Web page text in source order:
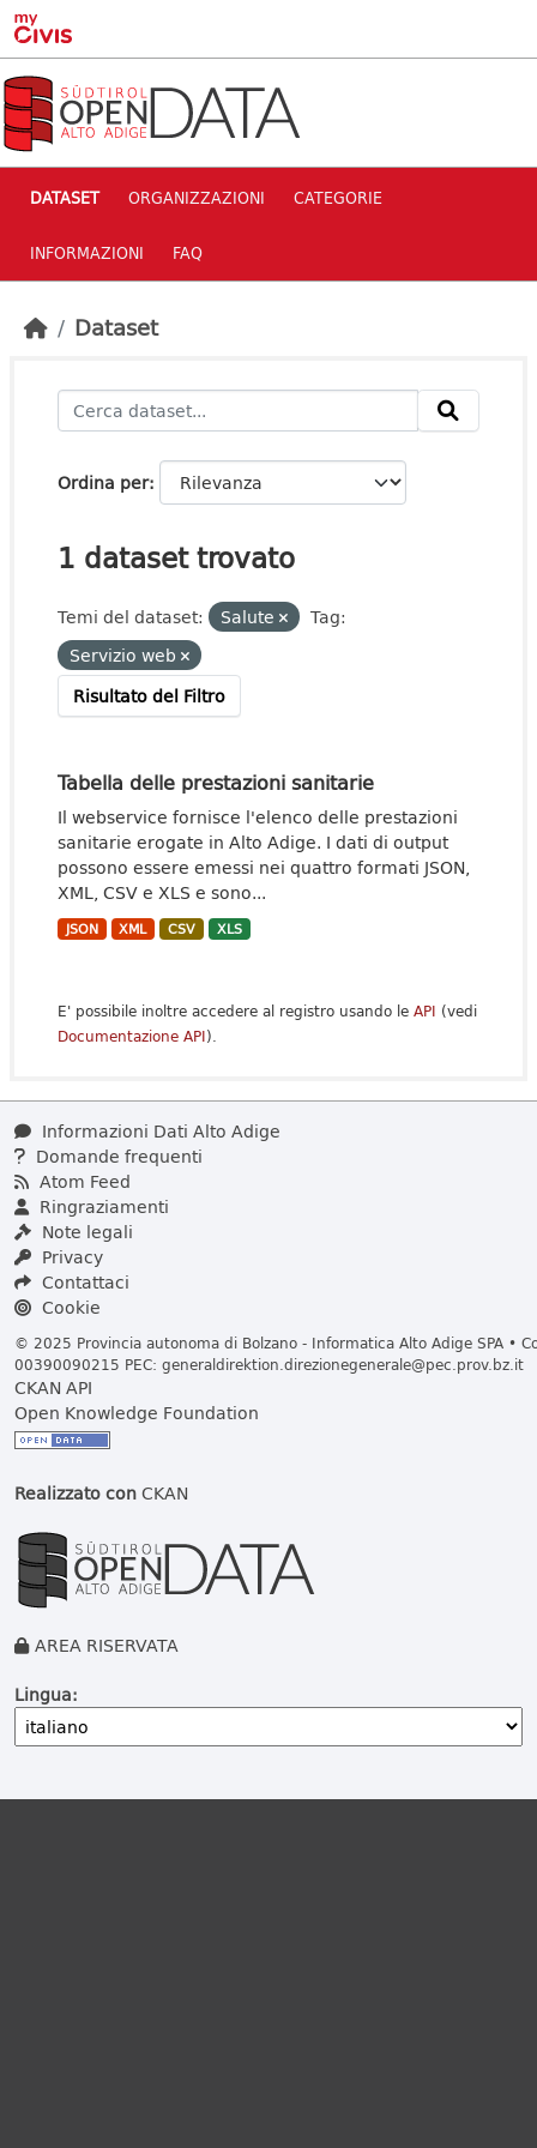
Skip to main content
DATASET ORGANIZZAZIONI CATEGORIE
INFORMAZIONI FAQ
Dataset
Ordina per
1 dataset trovato
Temi del dataset: Salute
Tag:
Servizio web
Risultato del Filtro
Tabella delle prestazioni sanitarie
Il webservice fornisce l'elenco delle prestazioni
sanitarie erogate in Alto Adige. I dati di output
possono essere emessi nei quattro formati JSON,
XML, CSV e XLS e sono...
JSON XML CSV XLS
E' possibile inoltre accedere al registro usando le API (vedi
Documentazione API).
Informazioni Dati Alto Adige
Domande frequenti
Atom Feed
Ringraziamenti
Note legali
Privacy
Contattaci
Cookie
© 2025 Provincia autonoma di Bolzano - Informatica Alto Adige SPA •
00390090215 PEC: generaldirektion.direzionegenerale@pec.prov.bz.it
CKAN API
Open Knowledge Foundation
Realizzato conCKAN
AREA RISERVATA
Lingua